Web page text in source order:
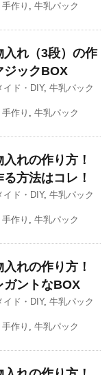
手作り , 牛乳パック
入れ（3段）の作
ジックBOX
イド・DIY, 牛乳パック
手作り , 牛乳パック
入れの作り方！
方法はコレ！
イド・DIY, 牛乳パック
手作り , 牛乳パック
入れの作り方！
ガントなBOX
イド・DIY, 牛乳パック
手作り , 牛乳パック